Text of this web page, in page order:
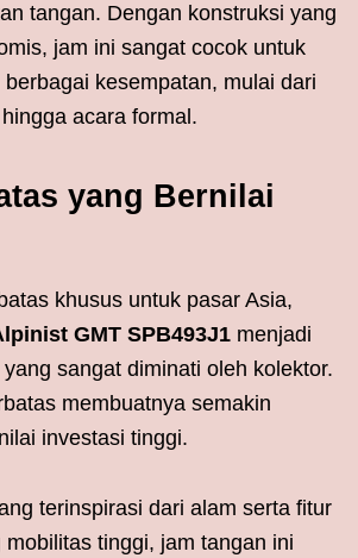
tangan. Dengan konstruksi yang
jam ini sangat cocok untuk
kesempatan, mulai dari
acara formal.
yang Bernilai
khusus untuk pasar Asia,
GMT SPB493J1 menjadi
sangat diminati oleh kolektor.
membuatnya semakin
investasi tinggi.
terinspirasi dari alam serta fitur
tinggi, jam tangan ini